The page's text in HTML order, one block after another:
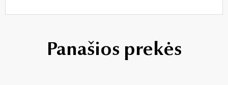
Panašios prekės